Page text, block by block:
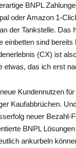
BNPL
oder Amazon 1-
der Tankstelle.
einbetten sind
(CX) ist
etwas, das ich erst
Kundennutzen
Kaufabbrüchen.
neuer
BNPL
ankurbeln